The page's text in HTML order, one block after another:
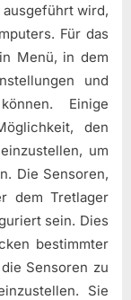
wird,
Für das
Menü, in dem
und
Einige
den
um
Die Sensoren,
dem Tretlager
sein. Dies
bestimmter
Sensoren zu
Sie